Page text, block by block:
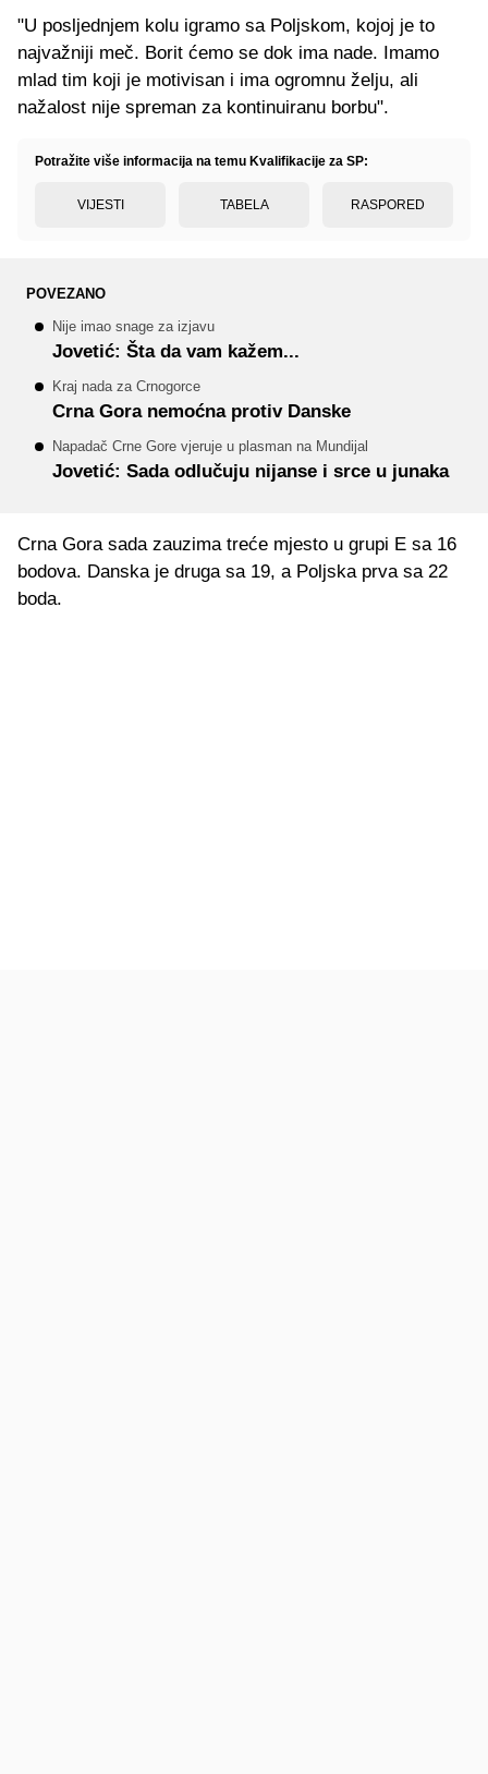
"U posljednjem kolu igramo sa Poljskom, kojoj je to
najvažniji meč. Borit ćemo se dok ima nade. Imamo
mlad tim koji je motivisan i ima ogromnu želju, ali
nažalost nije spreman za kontinuiranu borbu".
Potražite više informacija na temu Kvalifikacije za SP:
VIJESTI TABELA RASPORED
POVEZANO
Nije imao snage za izjavu
Jovetić: Šta da vam kažem...
Kraj nada za Crnogorce
Crna Gora nemoćna protiv Danske
Napadač Crne Gore vjeruje u plasman na Mundijal
Jovetić: Sada odlučuju nijanse i srce u junaka
Crna Gora sada zauzima treće mjesto u grupi E sa 16
bodova. Danska je druga sa 19, a Poljska prva sa 22
boda.